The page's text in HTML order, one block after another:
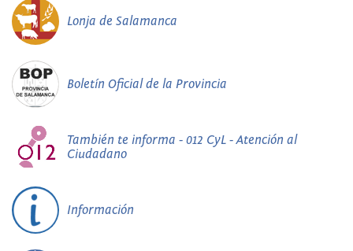
Lonja de Salamanca
Boletín Oficial de la Provincia
También te informa - 012 CyL - Atención al
Ciudadano
Información